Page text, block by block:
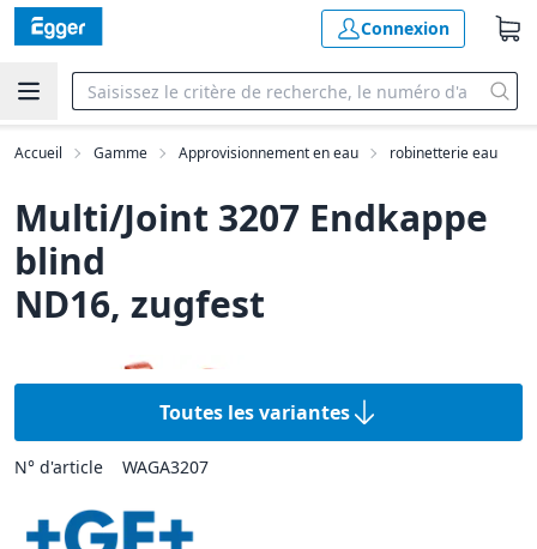
Connexion
Accueil Gamme Approvisionnement en eau robinetterie eau
Multi/Joint 3207 Endkappe
blind
ND16, zugfest
Toutes les variantes
N° d'article WAGA3207